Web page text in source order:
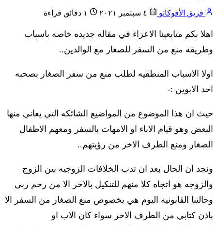
فريق الأفوكاتو ٤ سبتمبر ٢٠٢١ ١ دقائق قراءة
اهلا بكم متابعينا الاعزاء في مقاله جديده خاصه باسباب
وطريقه منع من السفر للصغار مع الوالدين..
اولا الاسباب المنطقيه لطلب منع من سفر الصغار بصحبه
احد الابوين :-
حيث ان هذا الموضوع من المواضيع الشائكه التي يعاني منها
البعض وهو قيام الاباء او الامهات بالسفر ومعهم الاطفال
الصغار ومنع الطرف الاخر من رؤيتهم..
ونجد ان الحال بعد ان تدب الخلافات الزوجيه بين الزوج
والزوجه هو اتجاه كلا منهم للتنكيل بالاخر الا من رحم ربي
وحالتنا القانونيه اليوم هي بخصوص منع الصغار من السفر الا
باذن كتابي من الطرف الاخر سواء كان الاب او